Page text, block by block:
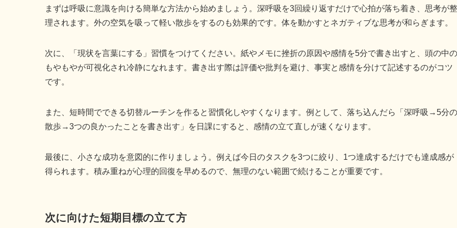
まずは呼吸に意識を向ける簡単な方法から始めましょう。深呼吸を3回繰り返すだけで心拍が落ち着き、思考が整
理されます。外の空気を吸って軽い散歩をするのも効果的です。体を動かすとネガティブな思考が和らぎます。
次に、「現状を言葉にする」習慣をつけてください。紙やメモに挫折の原因や感情を5分で書き出すと、頭の中の
もやもやが可視化され冷静になれます。書き出す際は評価や批判を避け、事実と感情を分けて記述するのがコツ
です。
また、短時間でできる切替ルーチンを作ると習慣化しやすくなります。例として、落ち込んだら「深呼吸→5分の
散歩→3つの良かったことを書き出す」を日課にすると、感情の立て直しが速くなります。
最後に、小さな成功を意図的に作りましょう。例えば今日のタスクを3つに絞り、1つ達成するだけでも達成感が
得られます。積み重ねが心理的回復を早めるので、無理のない範囲で続けることが重要です。
次に向けた短期目標の立て方